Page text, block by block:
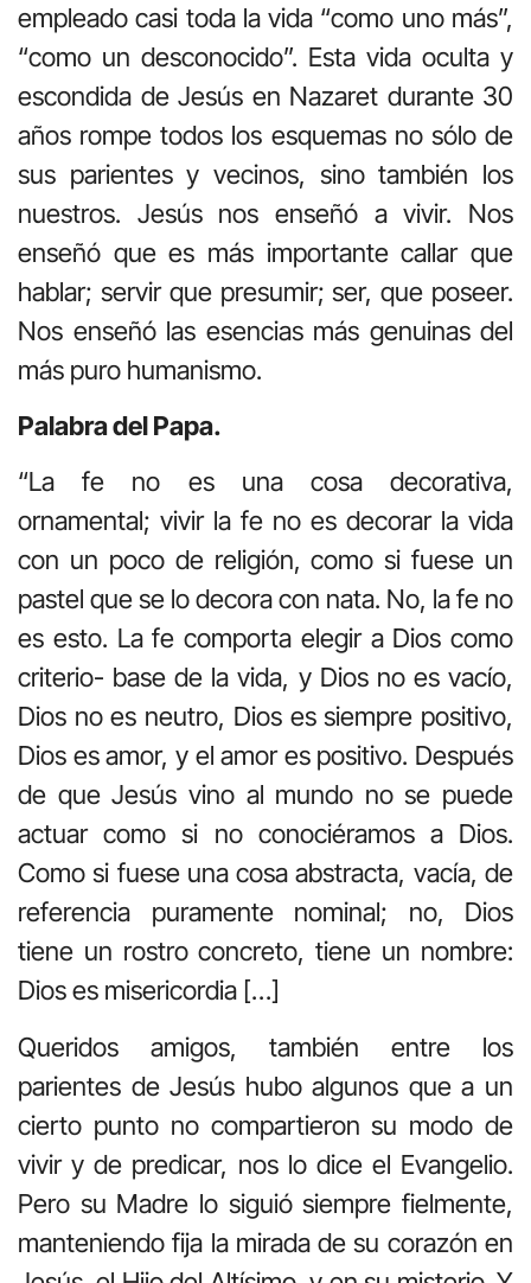
empleado casi toda la vida “como uno más”,
“como un desconocido”. Esta vida oculta y
escondida de Jesús en Nazaret durante 30
años rompe todos los esquemas no sólo de
sus parientes y vecinos, sino también los
nuestros. Jesús nos enseñó a vivir. Nos
enseñó que es más importante callar que
hablar; servir que presumir; ser, que poseer.
Nos enseñó las esencias más genuinas del
más puro humanismo.
Palabra del Papa.
“La fe no es una cosa decorativa,
ornamental; vivir la fe no es decorar la vida
con un poco de religión, como si fuese un
pastel que se lo decora con nata. No, la fe no
es esto. La fe comporta elegir a Dios como
criterio- base de la vida, y Dios no es vacío,
Dios no es neutro, Dios es siempre positivo,
Dios es amor, y el amor es positivo. Después
de que Jesús vino al mundo no se puede
actuar como si no conociéramos a Dios.
Como si fuese una cosa abstracta, vacía, de
referencia puramente nominal; no, Dios
tiene un rostro concreto, tiene un nombre:
Dios es misericordia […]
Queridos amigos, también entre los
parientes de Jesús hubo algunos que a un
cierto punto no compartieron su modo de
vivir y de predicar, nos lo dice el Evangelio.
Pero su Madre lo siguió siempre fielmente,
manteniendo fija la mirada de su corazón en